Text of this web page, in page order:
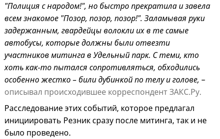
"Полиция с народом!", но быстро прекратила и завела
всем знакомое "Позор, позор, позор!". Заламывая руки
задержанным, гвардейцы волокли их в те самые
автобусы, которые должны были отвезти
участников митинга в Удельный парк. С теми, кто
хоть как-то пытался сопротивляться, обходились
особенно жестко – били дубинкой по телу и голове, –
описывал происходившее корреспондент ЗАКС.Ру.
Расследование этих событий, которое предлагал
инициировать Резник сразу после митинга, так и не
было проведено.